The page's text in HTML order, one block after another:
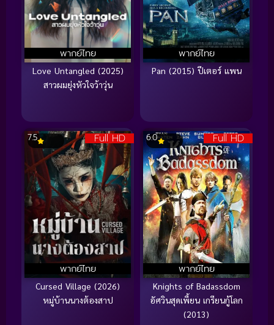
พากย์ไทย
Love Untangled (2025)
สาวผมยุ่งหัวใจว้าวุ่น
พากย์ไทย
Pan (2015) ปีเตอร์ แพน
Full HD
พากย์ไทย
7.5
Cursed Village (2026)
หมู่บ้านนางต้องสาป
Full HD
พากย์ไทย
6.0
Knights of Badassdom
อัศวินสุดเพี้ยน เกรียนกู้โลก
(2013)